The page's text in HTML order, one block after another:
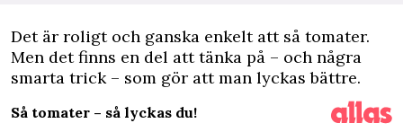
Det är roligt och ganska enkelt att så tomater.
Men det finns en del att tänka på – och några
smarta trick – som gör att man lyckas bättre.
Så tomater – så lyckas du!